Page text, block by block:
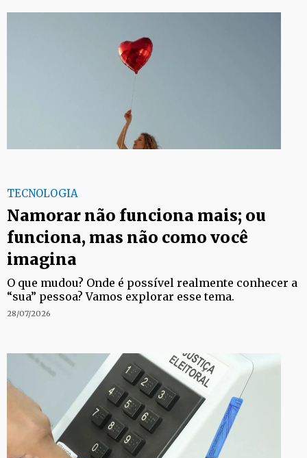
TECNOLOGIA
Namorar não funciona mais; ou
funciona, mas não como você
imagina
O que mudou? Onde é possível realmente conhecer a
“sua” pessoa? Vamos explorar esse tema.
28/07/2026